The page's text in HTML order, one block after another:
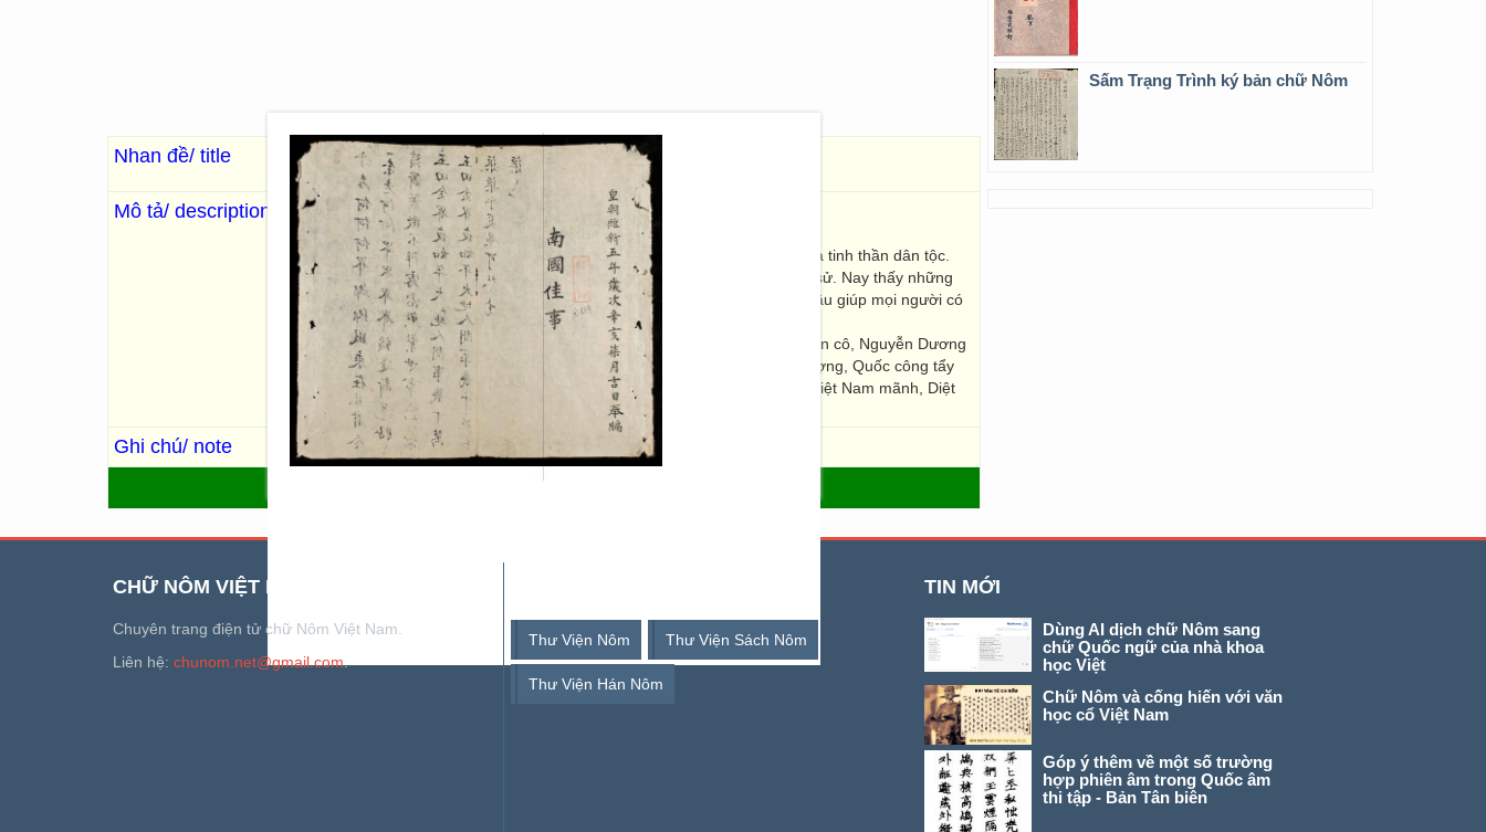
Nhan đề/ title Nam quốc giai sự南國佳事
Mô tả/ description : Kntb. , Kn. [] . 35 Images; 26 x 15
“Ấn phẩm của Đông Kinh nghĩa thục tuyên truyền giáo dục lòng yêu nước và tinh thần dân tộc.
Đầu sách có bài tựa nói ý: từ trước đến nay người đi học phần lớn học Bắc sử. Nay thấy những
việc hay ở nước Nam ta, cảm khái làm thành sách Nam quốc giai sự, ngõ hầu giúp mọi người có
thể thấy được cái hay cái quý của nước nhà.
Nội dung gồm 16 truyện: trạch vương, Bạch Đằng chiếu, Phan Lệnh công tồn cô, Nguyễn Dương
Qua, Đỉnh triết nhĩ đê, Lan Đình Án, Chiếu kỵ bình tặc, Hưng Đạo Vương tượng, Quốc công tẩy
Thượng tướng, Quan gia bổng biên nhân, Đặng Lê cao nghĩa, Bồ Cô tiệp, Việt Nam mãnh, Diệt
chiến thành, Trường phái hầu phát, Mã Đồng”.
Ghi chú/ note Trùng bản: R.1508.
Sấm Trạng Trình ký bản chữ Nôm
CHỮ NÔM VIỆT NAM
Chuyên trang điện tử chữ Nôm Việt Nam.
Liên hệ: chunom.net@gmail.com.
Thư Viện Nôm Thư Viện Sách Nôm
Thư Viện Hán Nôm
TIN MỚI
Dùng AI dịch chữ Nôm sang
chữ Quốc ngữ của nhà khoa
học Việt
Chữ Nôm và cống hiến với văn
học cổ Việt Nam
Góp ý thêm về một số trường
hợp phiên âm trong Quốc âm
thi tập - Bản Tân biên